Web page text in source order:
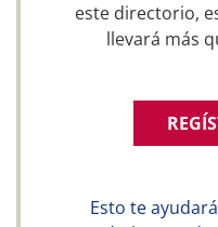
este directorio,
llevará más
Esto te